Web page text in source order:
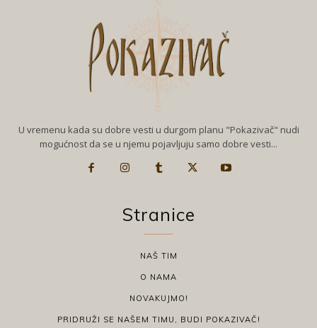
U vremenu kada su dobre vesti u durgom planu "Pokazivač" nudi
mogućnost da se u njemu pojavljuju samo dobre vesti...
Stranice
NAŠ TIM
O NAMA
NOVAKUJMO!
PRIDRUŽI SE NAŠEM TIMU, BUDI POKAZIVAČ!